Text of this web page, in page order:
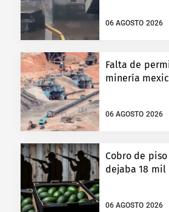
06 AGOSTO 2026
Falta de
minería
06 AGOSTO 2026
Cobro de
dejaba 18 mil
06 AGOSTO 2026